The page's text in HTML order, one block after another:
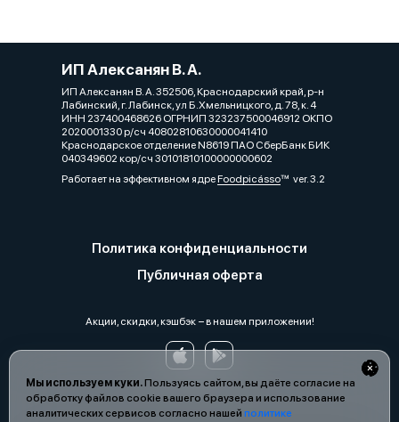
Мы используем куки.Пользуясь сайтом, вы даёте согласие на
обработку файлов cookie вашего браузера и использование
аналитических сервисов согласно нашей политике
ИП Алексанян В. А.
ИП Алексанян В. А. 352506, Краснодарский край, р-н
Лабинский, г. Лабинск, ул Б.Хмельницкого, д. 78, к. 4
ИНН 237400468626 ОГРНИП 323237500046912 ОКПО
2020001330 р/сч 40802810630000041410
Краснодарское отделение N8619 ПАО СберБанк БИК
040349602 кор/сч 30101810100000000602
Работает на эффективном ядреFoodpicássover. 3.2
Политика конфиденциальности
Публичная оферта
Акции, скидки, кэшбэк − в нашем приложении!